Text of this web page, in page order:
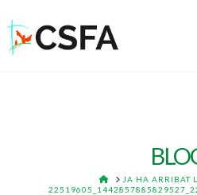
HOMEJA HA ARRIBAT